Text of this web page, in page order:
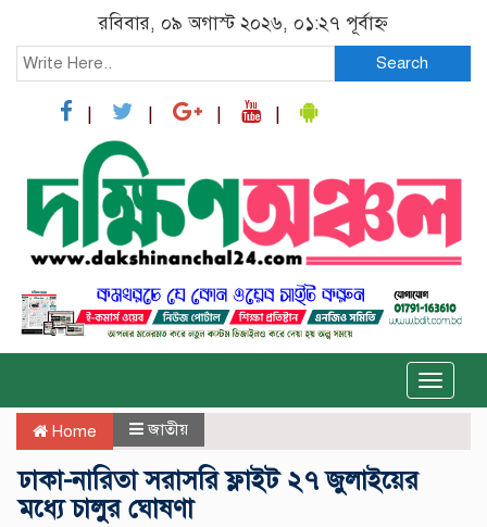
রবিবার, ০৯ অগাস্ট ২০২৬, ০১:২৭ পূর্বাহ্ন
Search
Toggle
Home জাতীয়
ঢাকা-নারিতা সরাসরি ফ্লাইট ২৭ জুলাইয়ের
মধ্যে চালুর ঘোষণা